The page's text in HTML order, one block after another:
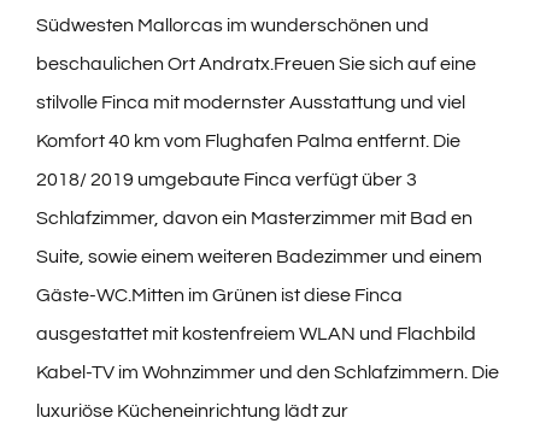
Südwesten Mallorcas im wunderschönen und
beschaulichen Ort Andratx.Freuen Sie sich auf eine
stilvolle Finca mit modernster Ausstattung und viel
Komfort 40 km vom Flughafen Palma entfernt. Die
2018/ 2019 umgebaute Finca verfügt über 3
Schlafzimmer, davon ein Masterzimmer mit Bad en
Suite, sowie einem weiteren Badezimmer und einem
Gäste-WC.Mitten im Grünen ist diese Finca
ausgestattet mit kostenfreiem WLAN und Flachbild
Kabel-TV im Wohnzimmer und den Schlafzimmern. Die
luxuriöse Kücheneinrichtung lädt zur